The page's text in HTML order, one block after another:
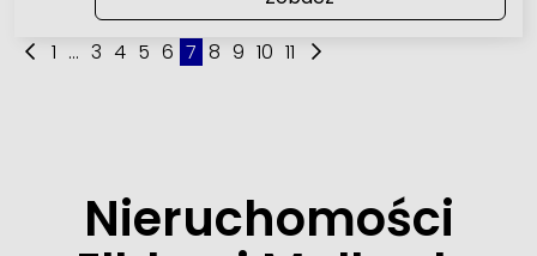
1 ... 3 4 5 6 7 8 9 10 11
Nieruchomości